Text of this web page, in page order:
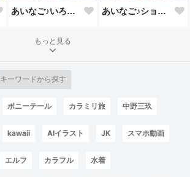
あいなご♪いろんな味のかき氷💕 あいなご♪ショ－トも似合うよね💕
もっと見る
キーワードから探す
ポニーテール カラミリ旅 中野三玖
kawaii AIイラスト JK スマホ動画
エルフ カラフル 水着